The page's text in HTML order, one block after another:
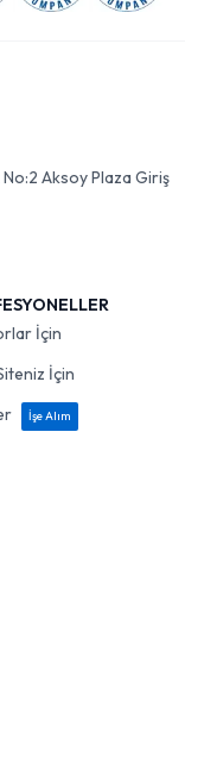
Aksoy Plaza Giriş
İçin
İçin
İşe Alım